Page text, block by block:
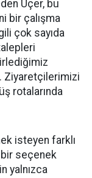
Üçer, bu
bir çalışma
çok sayıda
Ziyaretçilerimizi
rotalarında
isteyen farklı
bir seçenek
yalnızca